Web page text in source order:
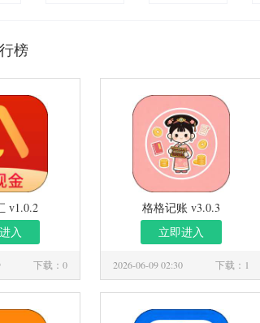
榜
v1.0.2
入
下载：0
格格记账 v3.0.3
立即进入
2026-06-09 02:30 下载：1